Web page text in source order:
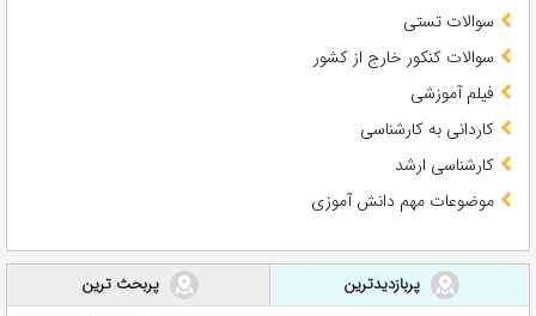
سوالات تستی
سوالات کنکور خارج از کشور
فیلم آموزشی
کاردانی به کارشناسی
کارشناسی ارشد
موضوعات مهم دانش آموزی
پربازدیدترین
پربحث ترین